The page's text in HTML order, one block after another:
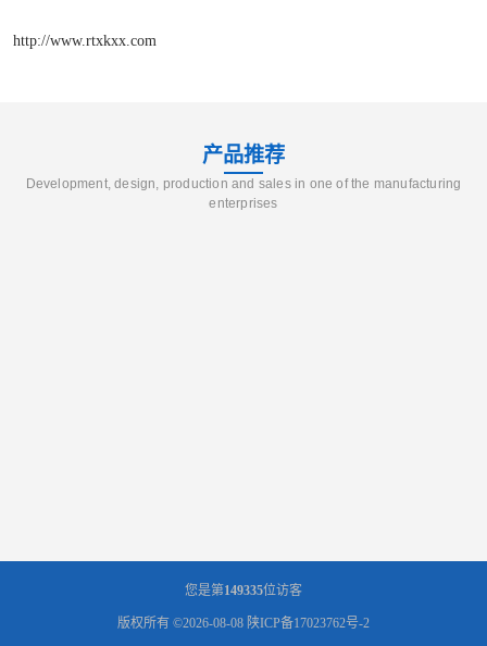
http://www.rtxkxx.com
产品推荐
Development, design, production and sales in one of the manufacturing
enterprises
您是第149335位访客
版权所有 ©2026-08-08 陕ICP备17023762号-2